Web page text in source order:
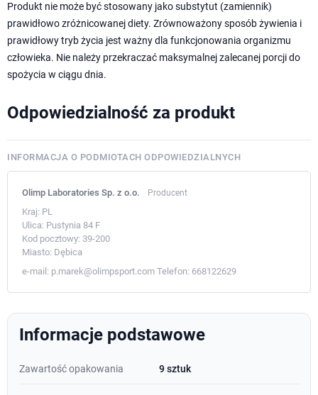
Produkt nie może być stosowany jako substytut (zamiennik)
prawidłowo zróżnicowanej diety. Zrównoważony sposób żywienia i
prawidłowy tryb życia jest ważny dla funkcjonowania organizmu
człowieka. Nie należy przekraczać maksymalnej zalecanej porcji do
spożycia w ciągu dnia.
Odpowiedzialność za produkt
INFORMACJA O PODMIOTACH ODPOWIEDZIALNYCH
Olimp Laboratories Sp. z o.o. Producent
Kraj: PL
Ulica: Pustynia 84 F
Kod pocztowy: 39-200
Miasto: Dębica
e-mail: p.marek@olimpsport.com Telefon: 668122629
Informacje podstawowe
Zawartość opakowania 9 sztuk